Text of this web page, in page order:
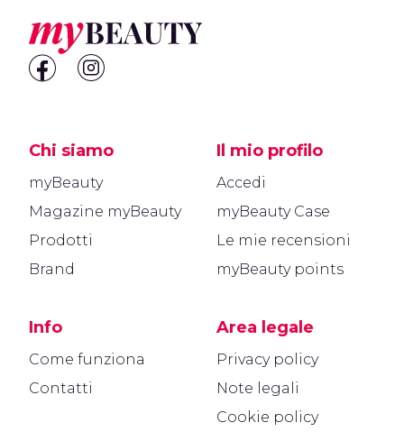
Chi siamo
myBeauty
Magazine myBeauty
Prodotti
Brand
Info
Come funziona
Contatti
Il mio profilo
Accedi
myBeauty Case
Le mie recensioni
myBeauty points
Area legale
Privacy policy
Note legali
Cookie policy